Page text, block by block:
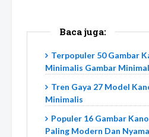
Baca juga:
Terpopuler 50 Gambar
Minimalis Gambar
Tren Gaya 27 Model
Minimalis
Populer 16 Gambar
Paling Modern Dan